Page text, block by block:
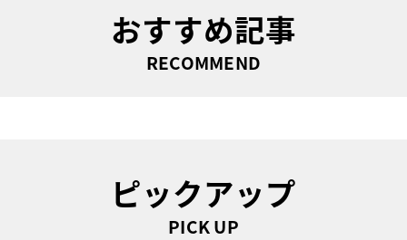
おすすめ記事
RECOMMEND
ピックアップ
PICK UP